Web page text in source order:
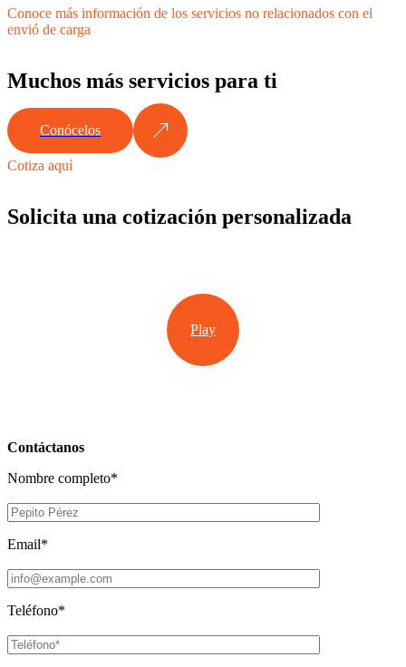
Conoce más información de los servicios no relacionados con el
envió de carga
Muchos más servicios para ti
Conócelos
Cotiza aquí
Solicita una cotización personalizada
Play
Contáctanos
Nombre completo*
Email*
Teléfono*